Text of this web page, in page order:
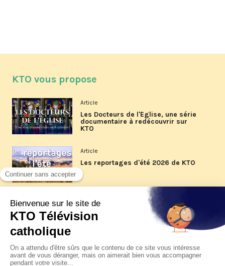
KTO vous propose
Article
Les Docteurs de l'Église, une série
documentaire à redécouvrir sur
KTO
Article
Les reportages d'été 2026 de KTO
La visite pastorale du pape Léon
XIV à Assise à suivre sur KTO le
jeudi 6 août
Article
Le pape en Uruguay, Argentine et